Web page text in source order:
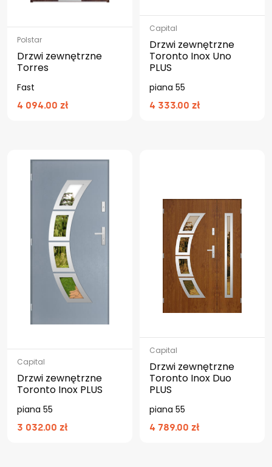
Polstar
Drzwi zewnętrzne
Torres
Fast
4 094.00 zł
Capital
Drzwi zewnętrzne
Toronto Inox Uno
PLUS
piana 55
4 333.00 zł
Capital
Drzwi zewnętrzne
Toronto Inox PLUS
piana 55
3 032.00 zł
Capital
Drzwi zewnętrzne
Toronto Inox Duo
PLUS
piana 55
4 789.00 zł